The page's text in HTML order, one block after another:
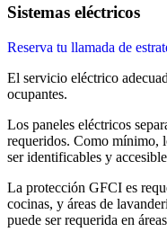
Sistemas eléctricos
Reserva tu llamada de
El servicio eléctrico
ocupantes.
Los paneles eléctricos
requeridos. Como mínimo,
ser identificables y
La protección GFCI es
cocinas, y áreas de
puede ser requerida en